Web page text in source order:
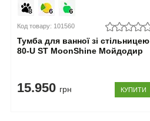
Код товару: 101560
Тумба для ванної зі стільницею
80-U ST MoonShine Мойдодир
15.950 грн КУПИТИ